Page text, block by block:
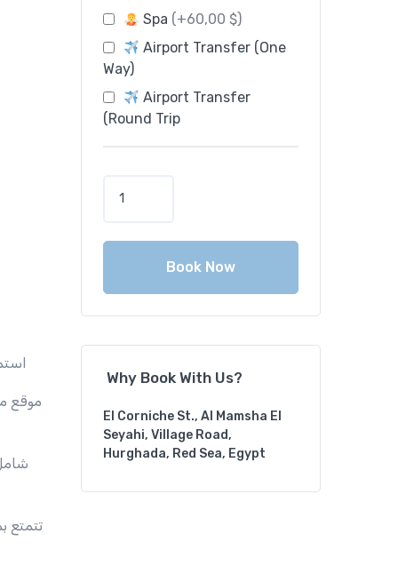
موقع
تتمتع
Spa (+60,00 $)
Airport Transfer (One
Way)
Airport Transfer
(Round Trip
Book Now
Why Book With Us?
El Corniche St., Al Mamsha El
Seyahi, Village Road,
Hurghada, Red Sea, Egypt